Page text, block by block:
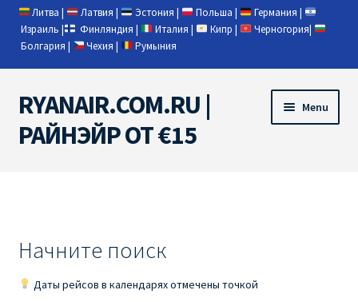
Литва | Латвия | Эстония | Польша | Германия |
Израиль | Финляндия | Италия | Кипр | Черногория|
Болгария | Чехия | Румыния
Skip
to
navigation
Skip
to
content
RYANAIR.COM.RU |
РАЙНЭЙР ОТ €15
Menu
RYANAIR PL ОТ € 9
Начните поиск
Даты рейсов в календарях отмечены точкой